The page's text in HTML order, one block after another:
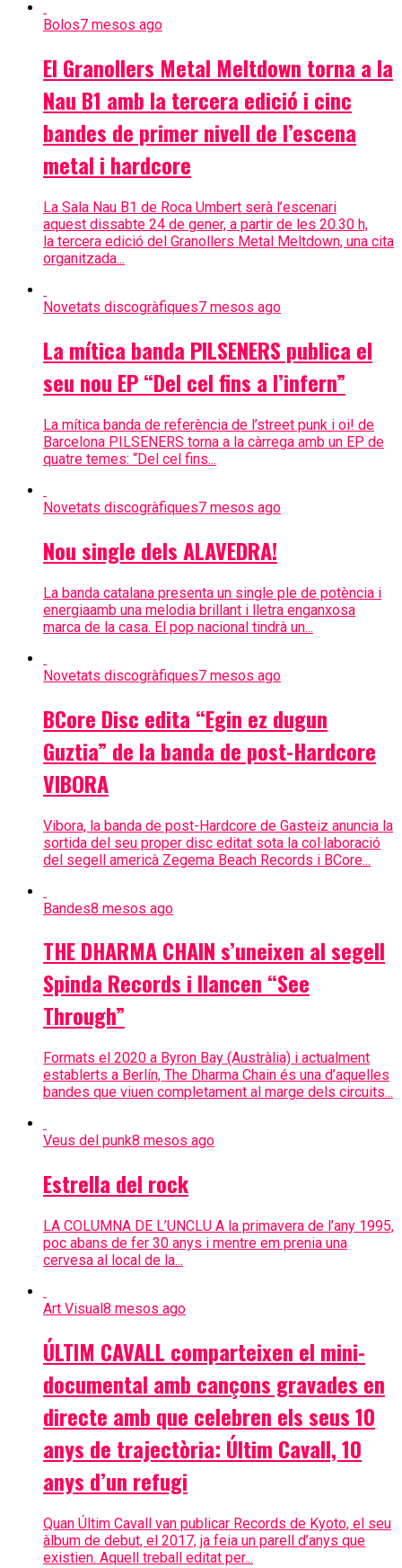
Bolos7 mesos ago
El Granollers Metal Meltdown torna a la
Nau B1 amb la tercera edició i cinc
bandes de primer nivell de l’escena
metal i hardcore
La Sala Nau B1 de Roca Umbert serà l’escenari
aquest dissabte 24 de gener, a partir de les 20.30 h,
la tercera edició del Granollers Metal Meltdown, una cita
organitzada...
Novetats discogràfiques7 mesos ago
La mítica banda PILSENERS publica el
seu nou EP “Del cel fins a l’infern”
La mítica banda de referència de l’street punk i oi! de
Barcelona PILSENERS torna a la càrrega amb un EP de
quatre temes: “Del cel fins...
Novetats discogràfiques7 mesos ago
Nou single dels ALAVEDRA!
La banda catalana presenta un single ple de potència i
energiaamb una melodia brillant i lletra enganxosa
marca de la casa. El pop nacional tindrà un...
Novetats discogràfiques7 mesos ago
BCore Disc edita “Egin ez dugun
Guztia” de la banda de post-Hardcore
VIBORA
Vibora, la banda de post-Hardcore de Gasteiz anuncia la
sortida del seu proper disc editat sota la col·laboració
del segell americà Zegema Beach Records i BCore...
Bandes8 mesos ago
THE DHARMA CHAIN s’uneixen al segell
Spinda Records i llancen “See
Through”
Formats el 2020 a Byron Bay (Austràlia) i actualment
establerts a Berlín, The Dharma Chain és una d’aquelles
bandes que viuen completament al marge dels circuits...
Veus del punk8 mesos ago
Estrella del rock
LA COLUMNA DE L’UNCLU A la primavera de l’any 1995,
poc abans de fer 30 anys i mentre em prenia una
cervesa al local de la...
Art Visual8 mesos ago
ÚLTIM CAVALL comparteixen el mini-
documental amb cançons gravades en
directe amb que celebren els seus 10
anys de trajectòria: Últim Cavall, 10
anys d’un refugi
Quan Últim Cavall van publicar Records de Kyoto, el seu
àlbum de debut, el 2017, ja feia un parell d’anys que
existien. Aquell treball editat per...